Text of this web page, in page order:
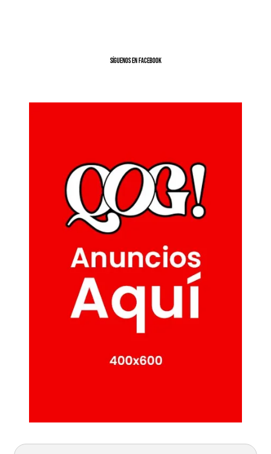
SíGUENOS EN FACEBOOK